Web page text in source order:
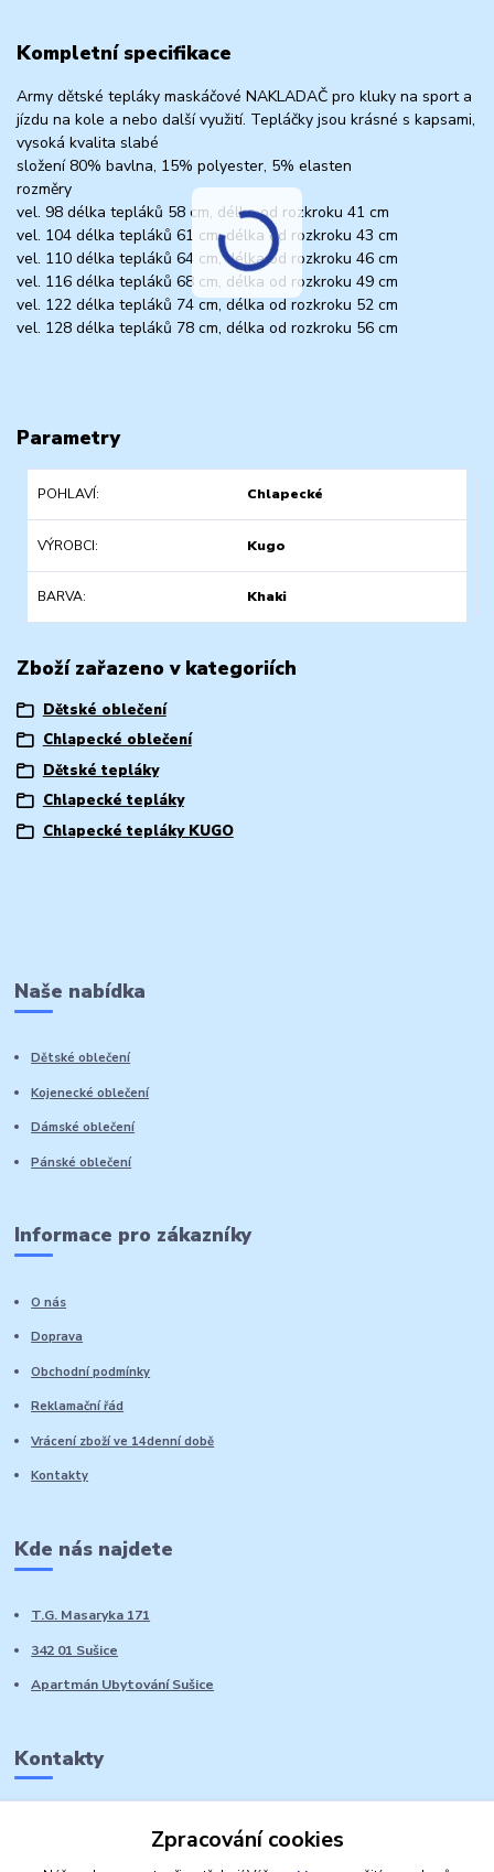
Kompletní specifikace
Army dětské tepláky maskáčové NAKLADAČ pro kluky na sport a
jízdu na kole a nebo další využití. Tepláčky jsou krásné s kapsami,
vysoká kvalita slabé
složení 80% bavlna, 15% polyester, 5% elasten
rozměry
vel. 98 délka tepláků 58 cm, délka od rozkroku 41 cm
vel. 104 délka tepláků 61 cm, délka od rozkroku 43 cm
vel. 110 délka tepláků 64 cm, délka od rozkroku 46 cm
vel. 116 délka tepláků 68 cm, délka od rozkroku 49 cm
vel. 122 délka tepláků 74 cm, délka od rozkroku 52 cm
vel. 128 délka tepláků 78 cm, délka od rozkroku 56 cm
Parametry
POHLAVÍ Chlapecké
VÝROBCI Kugo
BARVA Khaki
Zboží zařazeno v kategoriích
Dětské oblečení
Chlapecké oblečení
Dětské tepláky
Chlapecké tepláky
Chlapecké tepláky KUGO
Naše nabídka
Dětské oblečení
Kojenecké oblečení
Dámské oblečení
Pánské oblečení
Informace pro zákazníky
O nás
Doprava
Obchodní podmínky
Reklamační řád
Vrácení zboží ve 14denní době
Kontakty
Kde nás najdete
T.G. Masaryka 171
342 01 Sušice
Apartmán Ubytování Sušice
Kontakty
Zpracování cookies